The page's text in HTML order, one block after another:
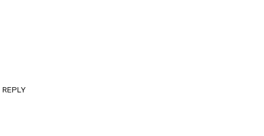
REPLY